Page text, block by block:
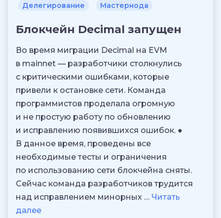
Делегирование
Мастернода
Блокчейн Decimal запущен
Во время миграции Decimal на EVM
в mainnet — разработчики столкнулись
с критическими ошибками, которые
привели к остановке сети. Команда
программистов проделала огромную
и не простую работу по обновлению
и исправлению появившихся ошибок. ●
В данное время, проведены все
необходимые тесты и ограничения
по использованию сети блокчейна сняты.
Сейчас команда разработчиков трудится
над исправлением минорных … Читать
далее